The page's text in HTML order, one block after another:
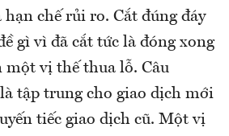
chế rủi ro. Cắt đúng đáy
gì vì đã cắt tức là đóng xong
một vị thế thua lỗ. Câu
tập trung cho giao dịch mới
tiếc giao dịch cũ. Một vị